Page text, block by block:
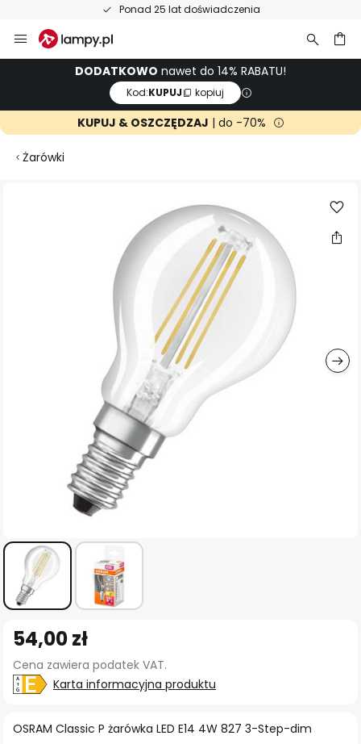
Ponad 25 lat doświadczenia
Przejdź
do
DODATKOWO nawet do 14% RABATU!
Kod:KUPUJ kopiuj
KUPUJ & OSZCZĘDZAJ | do -70%
Żarówki
na
początek
galerii
OSRAM Classic P żarówka LED E14 4W 827 3-Step-dim
54,00 zł
Cena zawiera podatek VAT.
Karta informacyjna produktu